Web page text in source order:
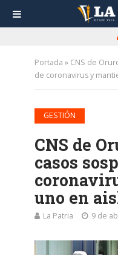
Portada » CNS de
de coronavirus y
GESTIÓN
CNS de
casos
uno en
La Patria 9 de